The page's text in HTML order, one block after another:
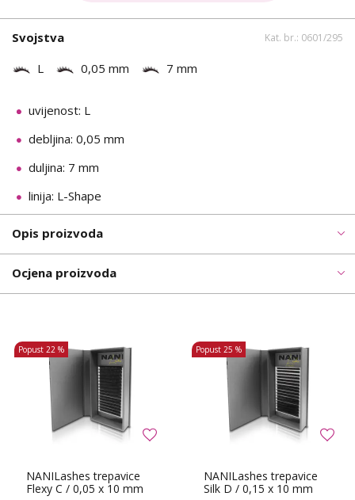
Svojstva Kat. br.: 0601/295
L 0,05 mm 7 mm
uvijenost: L
debljina: 0,05 mm
duljina: 7 mm
linija: L-Shape
Opis proizvoda
Ocjena proizvoda
NANILashes trepavice
Flexy C / 0,05 x 10 mm
Popust 22 %
NANILashes trepavice
Silk D / 0,15 x 10 mm
Popust 25 %